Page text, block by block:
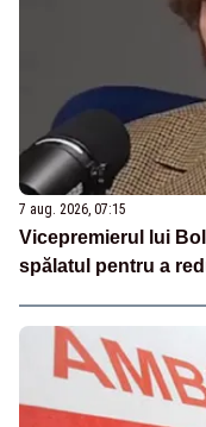
7 aug. 2026, 07:15
Vicepremierul lui
spălatul pentru a